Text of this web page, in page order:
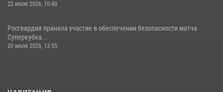
22 июля 2026, 10:40
Росгвардия приняла участие в обеспечении безопасности матча
Суперкубка...
20 июля 2026, 13:55